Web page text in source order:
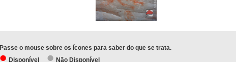
Passe o mouse sobre os ícones para saber do que se trata.
Disponível
Não Disponível